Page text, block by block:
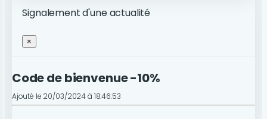
Signalement d'une actualité
×
Code de bienvenue -10%
Ajouté le 20/03/2024 à 18:46:53